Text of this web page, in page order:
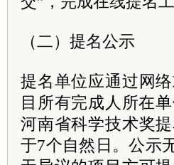
（二）提名公示
提名单位应通过网
目所有完成人所在
河南省科学技术奖
于7个自然日。公示